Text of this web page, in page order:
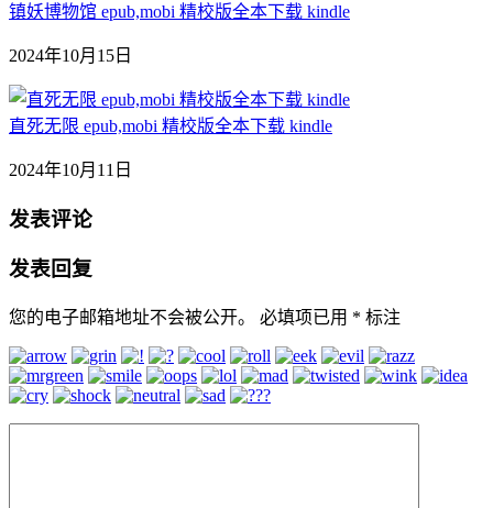
镇妖博物馆 epub,mobi 精校版全本下载 kindle
2024年10月15日
直死无限 epub,mobi 精校版全本下载 kindle
2024年10月11日
发表评论
发表回复
您的电子邮箱地址不会被公开。 必填项已用 * 标注